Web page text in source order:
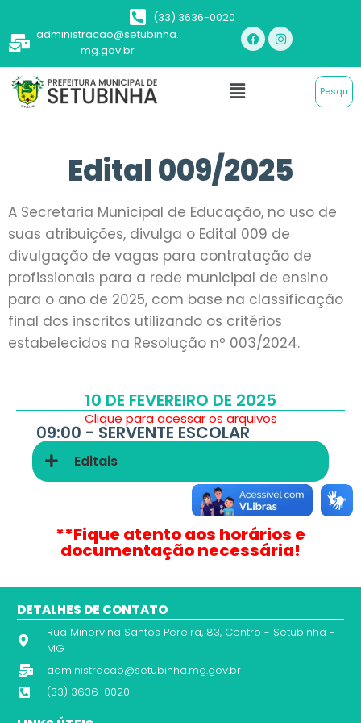
(33) 3636-0020
administracao@setubinha.
mg.gov.br
Edital 009/2025
A Secretaria Municipal de Educação, no uso de
suas atribuições, divulga o Edital 009 de
divulgação de vagas para contratação de
profissionais para a rede municipal de ensino
para o ano de 2025, com base na classificação
final dos inscritos utilizando os critérios
estabelecidos na Resolução nº 003/2024.
10 DE FEVEREIRO DE 2025
Clique para acessar os arquivos
09:00 - SERVENTE ESCOLAR
Editais
**Fique atento aos horários e
documentação necessária!
DETALHES DE CONTATO
Rua Minervina Santos Pereira, 83, Centro - Setubinha -
MG
administracao@setubinha.mg.gov.br
(33) 3636-0020